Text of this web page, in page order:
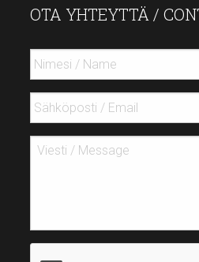
OTA YHTEYTTÄ /